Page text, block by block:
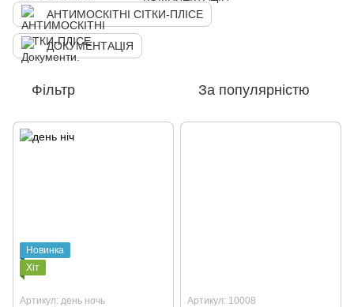
АНТИМОСКІТНІ СІТКИ-ПЛІСЕ
ДОКУМЕНТАЦІЯ
Фільтр За популярністю
Новинка
Хіт
Артикул: день ночь Артикул: 10008